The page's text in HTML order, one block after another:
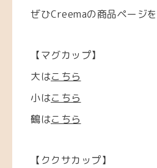
ぜひCreemaの商品ページ
【マグカップ】
大はこちら
小はこちら
鶴はこちら
【ククサカップ】